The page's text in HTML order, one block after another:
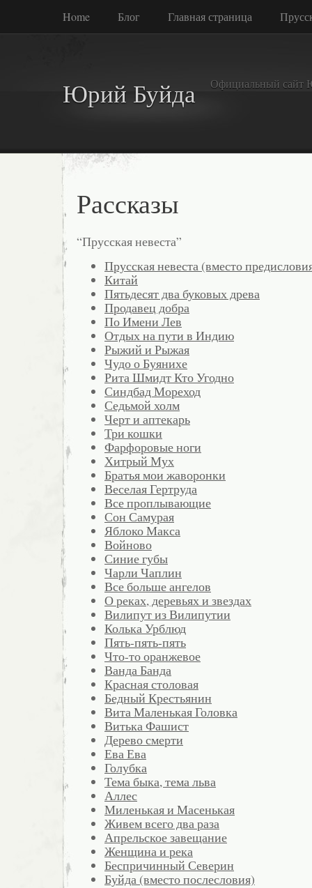
Home Блог Главная страница
Юрий Буйда Официальный сайт
Рассказы
“Прусская невеста”
Прусская невеста (вместо
Китай
Пятьдесят два буковых древа
Продавец добра
По Имени Лев
Отдых на пути в Индию
Рыжий и Рыжая
Чудо о Буянихе
Рита Шмидт Кто Угодно
Синдбад Мореход
Седьмой холм
Черт и аптекарь
Три кошки
Фарфоровые ноги
Хитрый Мух
Братья мои жаворонки
Веселая Гертруда
Все проплывающие
Сон Самурая
Яблоко Макса
Войново
Синие губы
Чарли Чаплин
Все больше ангелов
О реках, деревьях и звездах
Вилипут из Вилипутии
Колька Урблюд
Пять-пять-пять
Что-то оранжевое
Ванда Банда
Красная столовая
Бедный Крестьянин
Вита Маленькая Головка
Витька Фашист
Дерево смерти
Ева Ева
Голубка
Тема быка, тема льва
Аллес
Миленькая и Масенькая
Живем всего два раза
Апрельское завещание
Женщина и река
Беспричинный Северин
Буйда (вместо послесловия)